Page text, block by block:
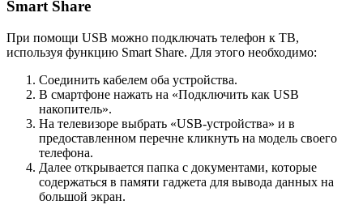
Smart Share
При помощи USB можно подключать телефон к ТВ,
используя функцию Smart Share. Для этого необходимо:
Соединить кабелем оба устройства.
В смартфоне нажать на «Подключить как USB
накопитель».
На телевизоре выбрать «USB-устройства» и в
предоставленном перечне кликнуть на модель своего
телефона.
Далее открывается папка с документами, которые
содержаться в памяти гаджета для вывода данных на
большой экран.